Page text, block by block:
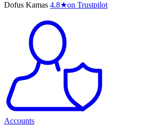
Dofus Kamas 4.8★on Trustpilot
Accounts